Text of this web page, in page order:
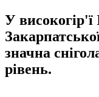
У високогір'ї
значна
рівень.